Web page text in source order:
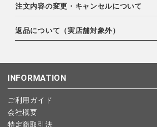
EXPRESS,Diners Club）
・amazonペイメント
・楽天ペイ
・PayPay
配達業者：日本郵便
北海道：1,400円
注文内容の変更・キャンセルについて
ご注文日当日から翌日のAM9:00までにご連絡
ンセルは可能です。
します。
予約商品など一部キャンセルが出来ない場合
かじめご了承ください。
返品について（実店舗対象外）
こちら よりご依頼ください。
INFORMATION
ご利用ガイド
会社概要
特定商取引法